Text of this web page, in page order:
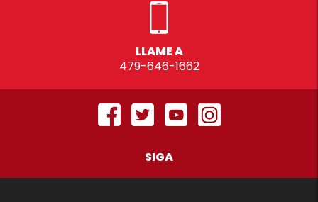
LLAME A
479-646-1662
SIGA